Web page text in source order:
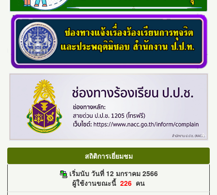
สถิติการเยี่ยมชม
เริ่มนับ วันที่ 12 มกราคม 2566
ผู้ใช้งานขณะนี้ 226 คน